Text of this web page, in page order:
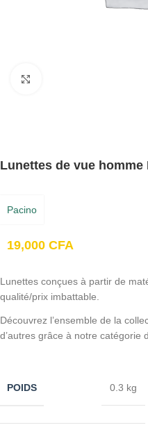
Lunettes de vue homme
Pacino
19,000 CFA
Lunettes conçues à partir de
qualité/prix imbattable.
Découvrez l’ensemble de la
d’autres grâce à notre catégorie
POIDS 0.3 kg